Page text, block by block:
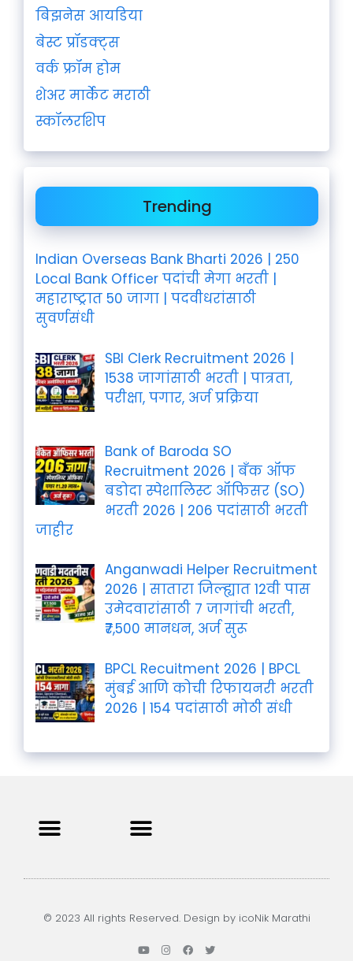
बिझनेस आयडिया
बेस्ट प्रॉडक्ट्स
वर्क फ्रॉम होम
शेअर मार्केट मराठी
स्कॉलरशिप
Trending
Indian Overseas Bank Bharti 2026 | 250
Local Bank Officer पदांची मेगा भरती |
महाराष्ट्रात 50 जागा | पदवीधरांसाठी
सुवर्णसंधी
SBI Clerk Recruitment 2026 |
1538 जागांसाठी भरती | पात्रता,
परीक्षा, पगार, अर्ज प्रक्रिया
Bank of Baroda SO
Recruitment 2026 | बँक ऑफ
बडोदा स्पेशालिस्ट ऑफिसर (SO)
भरती 2026 | 206 पदांसाठी भरती
जाहीर
Anganwadi Helper Recruitment
2026 | सातारा जिल्ह्यात 12वी पास
उमेदवारांसाठी 7 जागांची भरती,
₹7,500 मानधन, अर्ज सुरू
BPCL Recuitment 2026 | BPCL
मुंबई आणि कोची रिफायनरी भरती
2026 | 154 पदांसाठी मोठी संधी
© 2023 All rights Reserved. Design by icoNik Marathi